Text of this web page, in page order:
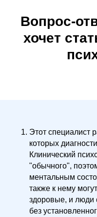
Вопрос-
хочет
Этот специалист
которых
Клинический
"обычного",
ментальным
также к нему
здоровые, и люди
без